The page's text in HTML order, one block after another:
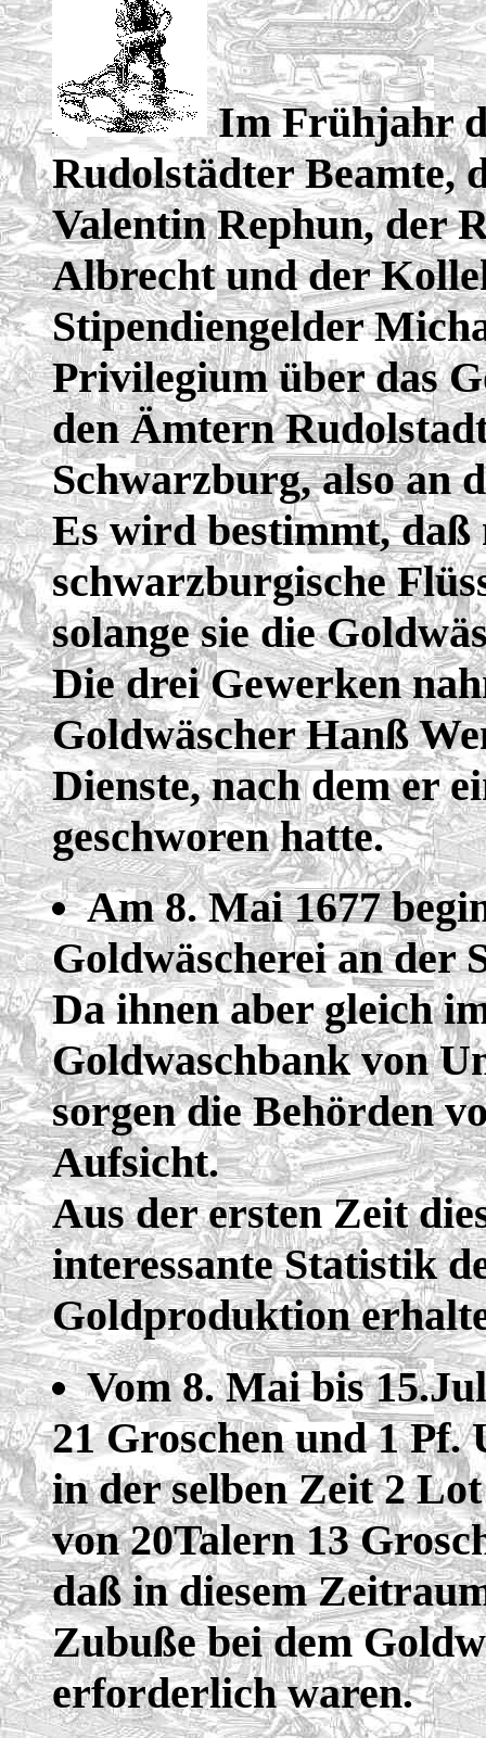
Im Frühjahr
Rudolstädter Beamte,
Valentin Rephun, der
Albrecht und der
Stipendiengelder
Privilegium über das
den Ämtern
Schwarzburg, also an
Es wird bestimmt,
schwarzburgische
solange sie die
Die drei Gewerken
Goldwäscher Hanß
Dienste, nach dem er
geschworen hatte.
Am 8. Mai 1677
Goldwäscherei an der
Da ihnen aber gleich
Goldwaschbank von
sorgen die Behörden
Aufsicht.
Aus der ersten Zeit
interessante Statistik
Goldproduktion
Vom 8. Mai bis
21 Groschen und 1 Pf.
in der selben Zeit 2
von 20Talern 13
daß in diesem
Zubuße bei dem
erforderlich waren.